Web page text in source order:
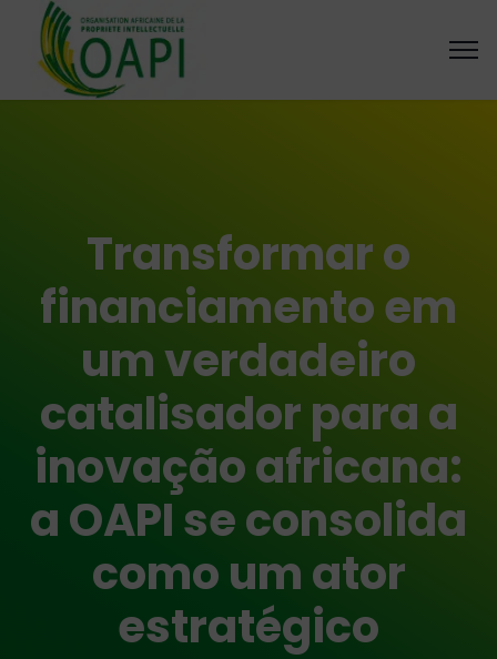
Transformar o
financiamento em
um verdadeiro
catalisador para a
inovação africana:
a OAPI se consolida
como um ator
estratégico